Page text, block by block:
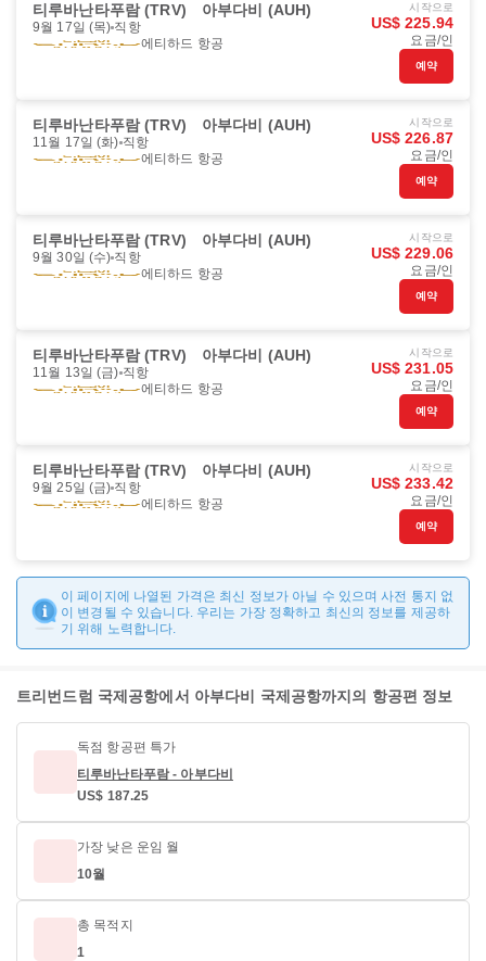
티루바난타푸람 (TRV) 아부다비 (AUH)
9월 17일 (목) 직항
에티하드 항공
시작으로
US$ 225.94
요금/인
예약
티루바난타푸람 (TRV) 아부다비 (AUH)
11월 17일 (화) 직항
에티하드 항공
시작으로
US$ 226.87
요금/인
예약
티루바난타푸람 (TRV) 아부다비 (AUH)
9월 30일 (수) 직항
에티하드 항공
시작으로
US$ 229.06
요금/인
예약
티루바난타푸람 (TRV) 아부다비 (AUH)
11월 13일 (금) 직항
에티하드 항공
시작으로
US$ 231.05
요금/인
예약
티루바난타푸람 (TRV) 아부다비 (AUH)
9월 25일 (금) 직항
에티하드 항공
시작으로
US$ 233.42
요금/인
예약
이 페이지에 나열된 가격은 최신 정보가 아닐 수 있으며 사전 통지 없
이 변경될 수 있습니다. 우리는 가장 정확하고 최신의 정보를 제공하
기 위해 노력합니다.
트리번드럼 국제공항에서 아부다비 국제공항까지의 항공편 정보
독점 항공편 특가
티루바난타푸람 - 아부다비
US$ 187.25
가장 낮은 운임 월
10월
총 목적지
1